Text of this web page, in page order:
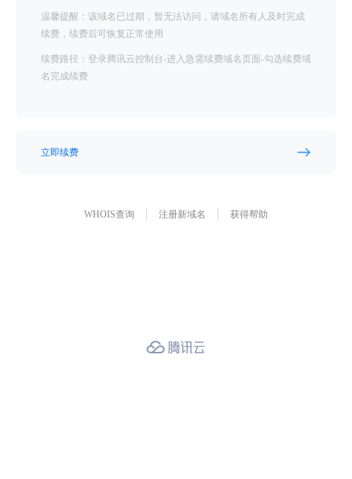
温馨提醒：该域名已过期，暂无法访问，请域名所有人及时完成
续费，续费后可恢复正常使用
续费路径：登录腾讯云控制台-进入急需续费域名页面-勾选续费域
名完成续费
立即续费
WHOIS查询 注册新域名 获得帮助